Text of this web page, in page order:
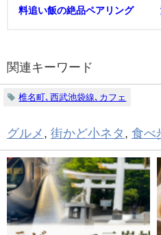
料追い飯の絶品ペアリング
関連キーワード
椎名町､西武池袋線､カフェ
グルメ , 街かど小ネタ , 食べ